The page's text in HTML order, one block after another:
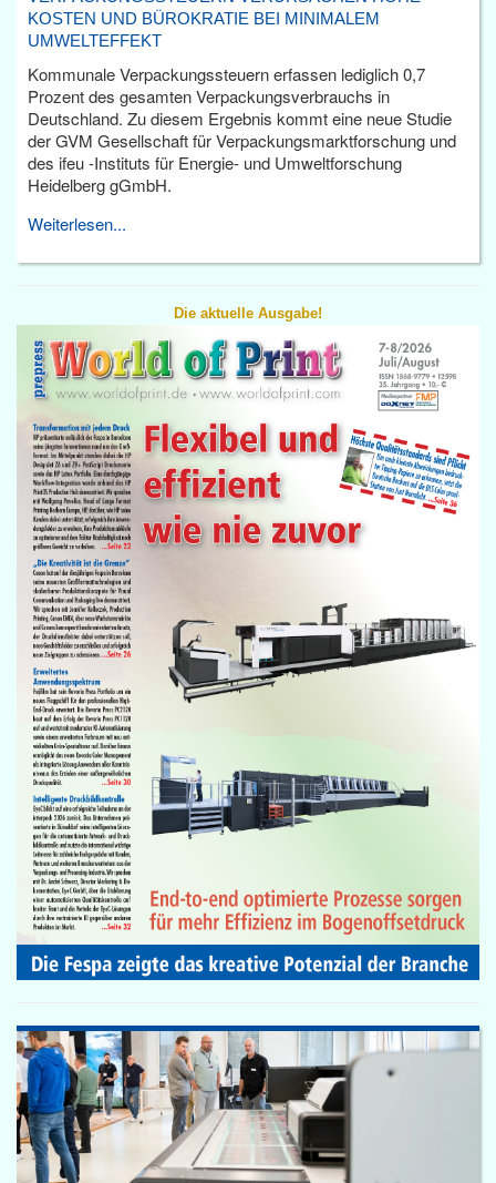
KOSTEN UND BÜROKRATIE BEI MINIMALEM
UMWELTEFFEKT
Kommunale Verpackungssteuern erfassen lediglich 0,7
Prozent des gesamten Verpackungsverbrauchs in
Deutschland. Zu diesem Ergebnis kommt eine neue Studie
der GVM Gesellschaft für Verpackungsmarktforschung und
des ifeu -Instituts für Energie- und Umweltforschung
Heidelberg gGmbH.
Weiterlesen...
Die aktuelle Ausgabe!